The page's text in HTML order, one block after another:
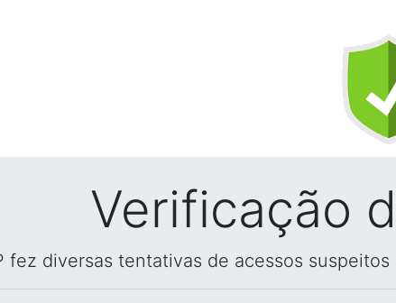
Verificação
fez diversas tentativas de acessos